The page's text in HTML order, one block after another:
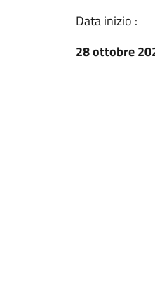
Data inizio :
28 ottobre